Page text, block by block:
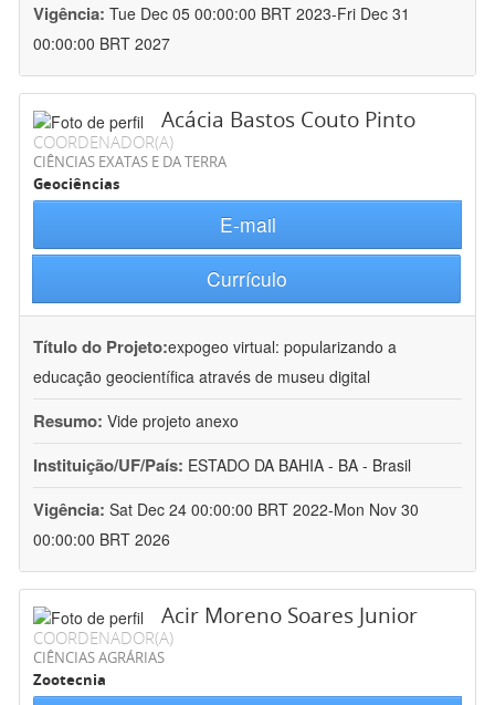
Vigência: Tue Dec 05 00:00:00 BRT 2023-Fri Dec 31
00:00:00 BRT 2027
Acácia Bastos Couto Pinto
COORDENADOR(A)
CIÊNCIAS EXATAS E DA TERRA
Geociências
E-mail
Currículo
Título do Projeto:expogeo virtual: popularizando a
educação geocientífica através de museu digital
Resumo: Vide projeto anexo
Instituição/UF/País: ESTADO DA BAHIA - BA - Brasil
Vigência: Sat Dec 24 00:00:00 BRT 2022-Mon Nov 30
00:00:00 BRT 2026
Acir Moreno Soares Junior
COORDENADOR(A)
CIÊNCIAS AGRÁRIAS
Zootecnia